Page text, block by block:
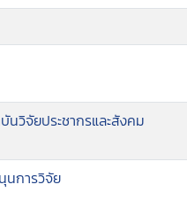
วิจัยประชากรและสังคม
การวิจัย